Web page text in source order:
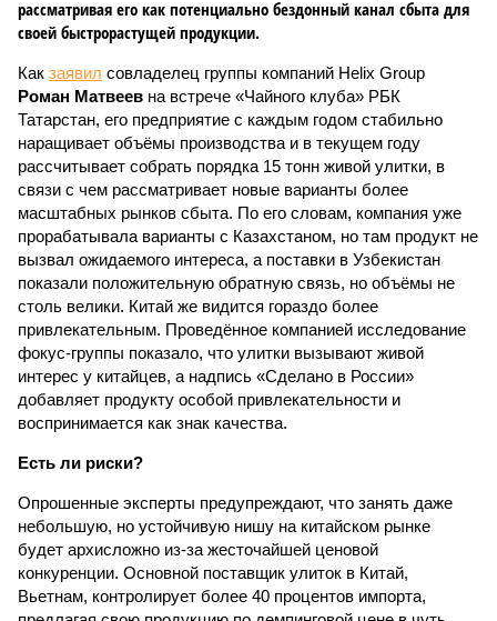
рассматривая его как потенциально бездонный канал сбыта для
своей быстрорастущей продукции.
Как заявил совладелец группы компаний Helix Group
Роман Матвеев на встрече «Чайного клуба» РБК
Татарстан, его предприятие с каждым годом стабильно
наращивает объёмы производства и в текущем году
рассчитывает собрать порядка 15 тонн живой улитки, в
связи с чем рассматривает новые варианты более
масштабных рынков сбыта. По его словам, компания уже
прорабатывала варианты с Казахстаном, но там продукт не
вызвал ожидаемого интереса, а поставки в Узбекистан
показали положительную обратную связь, но объёмы не
столь велики. Китай же видится гораздо более
привлекательным. Проведённое компанией исследование
фокус-группы показало, что улитки вызывают живой
интерес у китайцев, а надпись «Сделано в России»
добавляет продукту особой привлекательности и
воспринимается как знак качества.
Есть ли риски?
Опрошенные эксперты предупреждают, что занять даже
небольшую, но устойчивую нишу на китайском рынке
будет архисложно из-за жесточайшей ценовой
конкуренции. Основной поставщик улиток в Китай,
Вьетнам, контролирует более 40 процентов импорта,